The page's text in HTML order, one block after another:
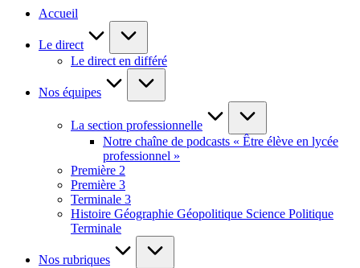
Accueil
Le direct
Le direct en différé
Nos équipes
La section professionnelle
Notre chaîne de podcasts « Être élève en lycée
professionnel »
Première 2
Première 3
Terminale 3
Histoire Géographie Géopolitique Science Politique
Terminale
Nos rubriques